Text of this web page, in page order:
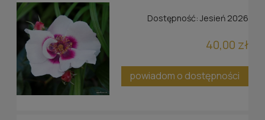
Dostępność: Jesień 2026
40,00 zł
powiadom o dostępności